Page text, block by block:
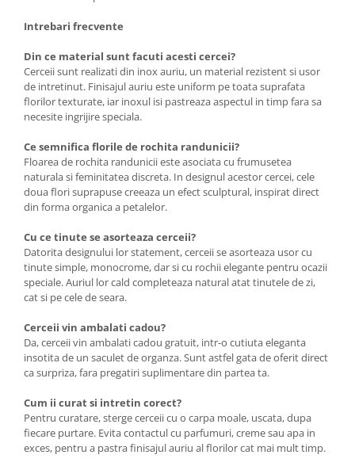
Intrebari frecvente
Din ce material sunt facuti acesti cercei?
Cerceii sunt realizati din inox auriu, un material rezistent si usor
de intretinut. Finisajul auriu este uniform pe toata suprafata
florilor texturate, iar inoxul isi pastreaza aspectul in timp fara sa
necesite ingrijire speciala.
Ce semnifica florile de rochita randunicii?
Floarea de rochita randunicii este asociata cu frumusetea
naturala si feminitatea discreta. In designul acestor cercei, cele
doua flori suprapuse creeaza un efect sculptural, inspirat direct
din forma organica a petalelor.
Cu ce tinute se asorteaza cerceii?
Datorita designului lor statement, cerceii se asorteaza usor cu
tinute simple, monocrome, dar si cu rochii elegante pentru ocazii
speciale. Auriul lor cald completeaza natural atat tinutele de zi,
cat si pe cele de seara.
Cerceii vin ambalati cadou?
Da, cerceii vin ambalati cadou gratuit, intr-o cutiuta eleganta
insotita de un saculet de organza. Sunt astfel gata de oferit direct
ca surpriza, fara pregatiri suplimentare din partea ta.
Cum ii curat si intretin corect?
Pentru curatare, sterge cerceii cu o carpa moale, uscata, dupa
fiecare purtare. Evita contactul cu parfumuri, creme sau apa in
exces, pentru a pastra finisajul auriu al florilor cat mai mult timp.